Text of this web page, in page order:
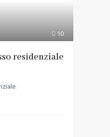
10
residenziale